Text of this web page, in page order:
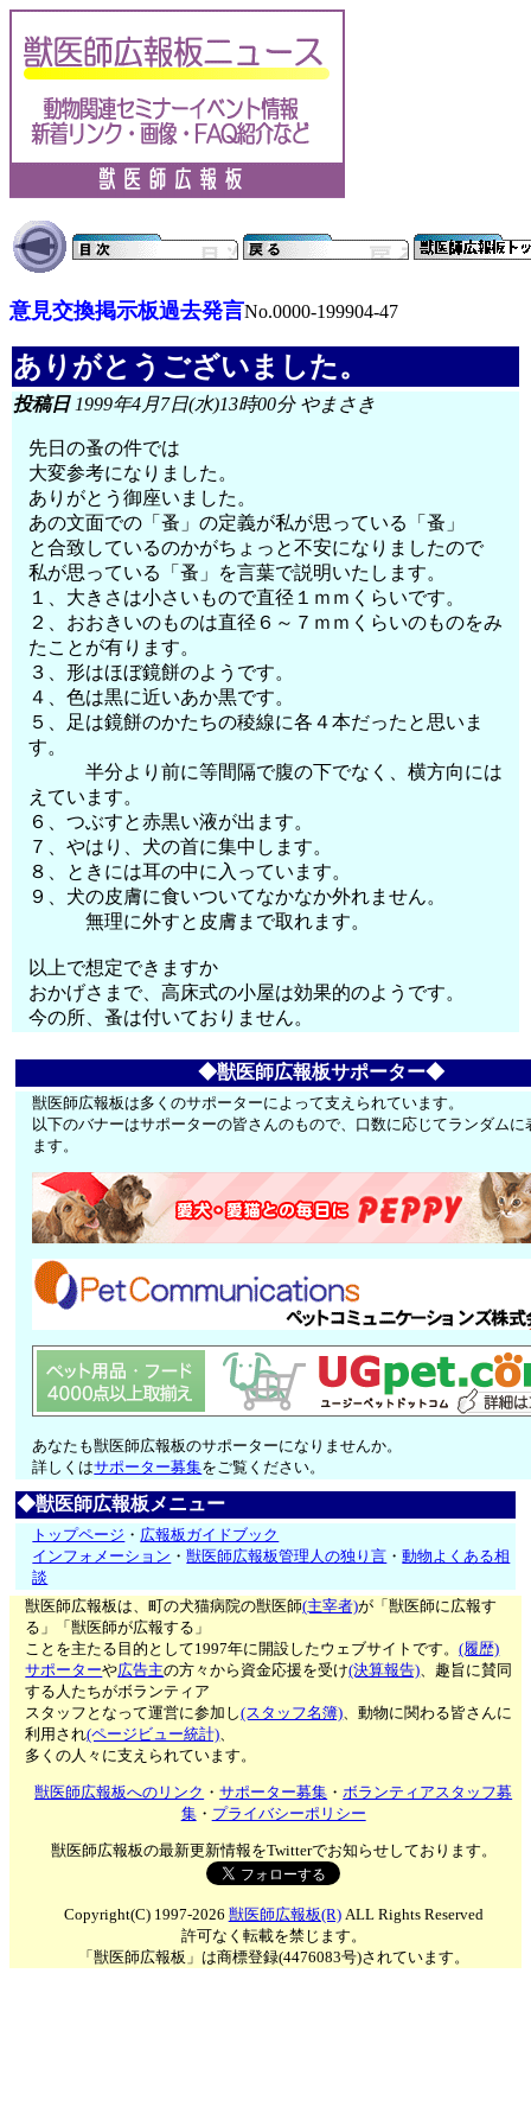
意見交換掲示板過去発言No.0000-199904-47
ありがとうございました。
投稿日1999年4月7日(水)13時00分 やまさき
先日の蚤の件では
大変参考になりました。
ありがとう御座いました。
あの文面での「蚤」の定義が私が思っている「蚤」
と合致しているのかがちょっと不安になりましたので
私が思っている「蚤」を言葉で説明いたします。
１、大きさは小さいもので直径１ｍｍくらいです。
２、おおきいのものは直径６～７ｍｍくらいのものをみ
たことが有ります。
３、形はほぼ鏡餅のようです。
４、色は黒に近いあか黒です。
５、足は鏡餅のかたちの稜線に各４本だったと思いま
す。
半分より前に等間隔で腹の下でなく、横方向には
えています。
６、つぶすと赤黒い液が出ます。
７、やはり、犬の首に集中します。
８、ときには耳の中に入っています。
９、犬の皮膚に食いついてなかなか外れません。
無理に外すと皮膚まで取れます。
以上で想定できますか
おかげさまで、高床式の小屋は効果的のようです。
今の所、蚤は付いておりません。
◆獣医師広報板サポーター◆
獣医師広報板は多くのサポーターによって支えられています。
以下のバナーはサポーターの皆さんのもので、口数に応じてランダムに
ます。
あなたも獣医師広報板のサポーターになりませんか。
詳しくはサポーター募集をご覧ください。
◆獣医師広報板メニュー
トップページ ・ 広報板ガイドブック
インフォメーション ・獣医師広報板管理人の独り言 ・動物よくある相
談
獣医師広報板は、町の犬猫病院の獣医師(主宰者)が「獣医師に広報す
る」「獣医師が広報する」
ことを主たる目的として1997年に開設したウェブサイトです。(履歴)
サポーターや広告主の方々から資金応援を受け(決算報告)、趣旨に賛同
する人たちがボランティア
スタッフとなって運営に参加し(スタッフ名簿)、動物に関わる皆さんに
利用され(ページビュー統計)、
多くの人々に支えられています。
獣医師広報板へのリンク ・サポーター募集 ・ボランティアスタッフ募
集・ プライバシーポリシー
獣医師広報板の最新更新情報をTwitterでお知らせしております。
Copyright(C) 1997-2026 獣医師広報板(R)ALL Rights Reserved
許可なく転載を禁じます。
「獣医師広報板」は商標登録(4476083号)されています。